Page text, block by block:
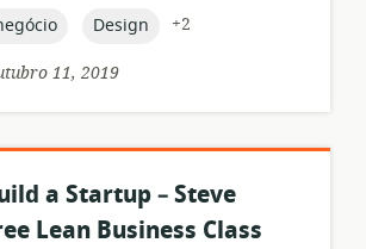
topic:
Design
+2
11, 2019
a Startup – Steve
Lean Business Class